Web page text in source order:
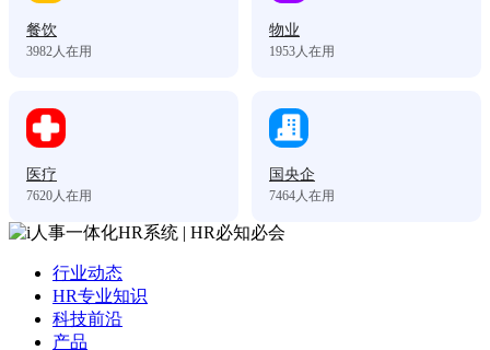
餐饮
3982人在用
物业
1953人在用
医疗
7620人在用
国央企
7464人在用
行业动态
HR专业知识
科技前沿
产品